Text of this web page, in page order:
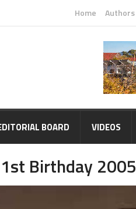
Home Authors
BOARD VIDEOS
Birthday 2005